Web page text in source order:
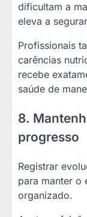
dificultam a
eleva a
Profissionais
carências
recebe
saúde de
8.
progresso
Registrar
para manter o
organizado.